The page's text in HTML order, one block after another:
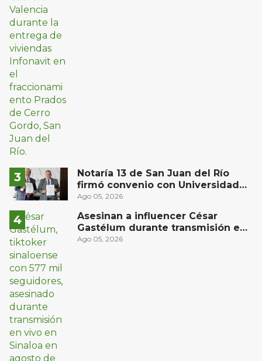
Notaría 13 de San Juan del Río
firmó convenio con Universidad
del Bajío para recibir estudiantes
Ago 05, 2026
Asesinan a influencer César
Gastélum durante transmisión en
vivo en Sinaloa
Ago 05, 2026